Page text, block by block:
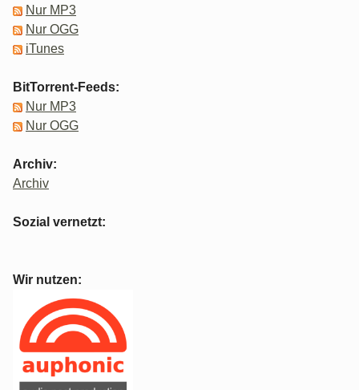
Nur MP3
Nur OGG
iTunes
BitTorrent-Feeds:
Nur MP3
Nur OGG
Archiv:
Archiv
Sozial vernetzt:
Wir nutzen: